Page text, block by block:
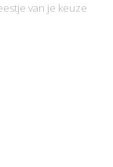
van je keuze